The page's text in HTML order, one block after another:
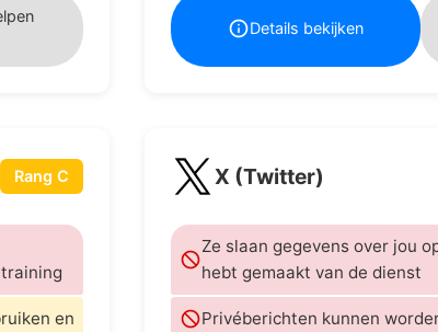
Details bekijken
Rang C
en
X (Twitter)
Ze slaan gegevens over jou
hebt gemaakt van de dienst
Privéberichten kunnen